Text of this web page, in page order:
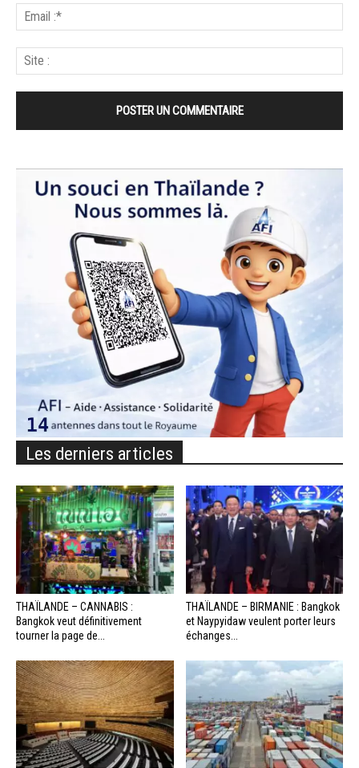
Les derniers articles
THAÏLANDE – CANNABIS :
Bangkok veut définitivement
tourner la page de...
THAÏLANDE – BIRMANIE : Bangkok
et Naypyidaw veulent porter leurs
échanges...